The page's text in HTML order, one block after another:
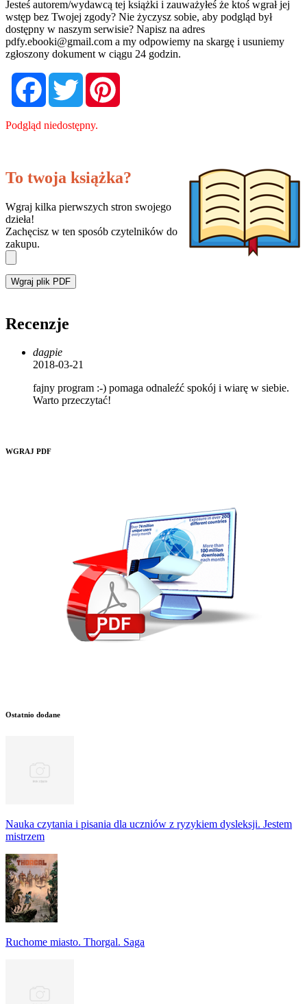
Jesteś autorem/wydawcą tej książki i zauważyłeś że ktoś wgrał jej
wstęp bez Twojej zgody? Nie życzysz sobie, aby podgląd był
dostępny w naszym serwisie? Napisz na adres
pdfy.ebooki@gmail.com a my odpowiemy na skargę i usuniemy
zgłoszony dokument w ciągu 24 godzin.
FacebookTwitter
Podgląd niedostępny.
To twoja książka?
Wgraj kilka pierwszych stron swojego
dzieła!
Zachęcisz w ten sposób czytelników do
zakupu.
Wgraj plik PDF
Recenzje
dagpie
2018-03-21
fajny program :-) pomaga odnaleźć spokój i wiarę w siebie.
Warto przeczytać!
WGRAJ PDF
Ostatnio dodane
Nauka czytania i pisania dla uczniów z ryzykiem dysleksji. Jestem
mistrzem
Ruchome miasto. Thorgal. Saga